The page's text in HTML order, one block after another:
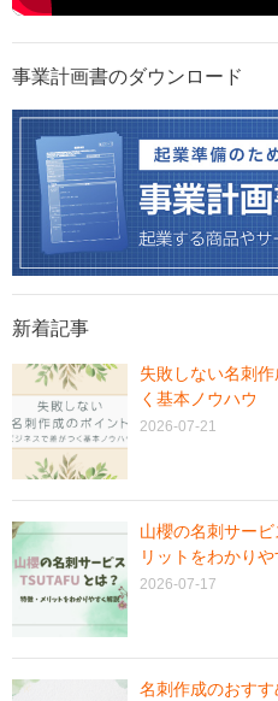
事業計画書のダウンロード
新着記事
失敗しない名刺
く基本ノウハウ
2026-07-21
山櫻の名刺サー
リットをわかり
2026-07-17
名刺作成のおす